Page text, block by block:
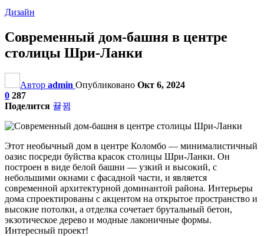
Дизайн
Современный дом-башня в центре
столицы Шри-Ланки
Автор admin Опубликовано Окт 6, 2024
0 287
Поделится
Этот необычный дом в центре Коломбо — минималистичный
оазис посреди буйства красок столицы Шри-Ланки. Он
построен в виде белой башни — узкий и высокий, с
небольшими окнами с фасадной части, и является
современной архитектурной доминантой района. Интерьеры
дома спроектированы с акцентом на открытое пространство и
высокие потолки, а отделка сочетает брутальный бетон,
экзотическое дерево и модные лаконичные формы.
Интересный проект!